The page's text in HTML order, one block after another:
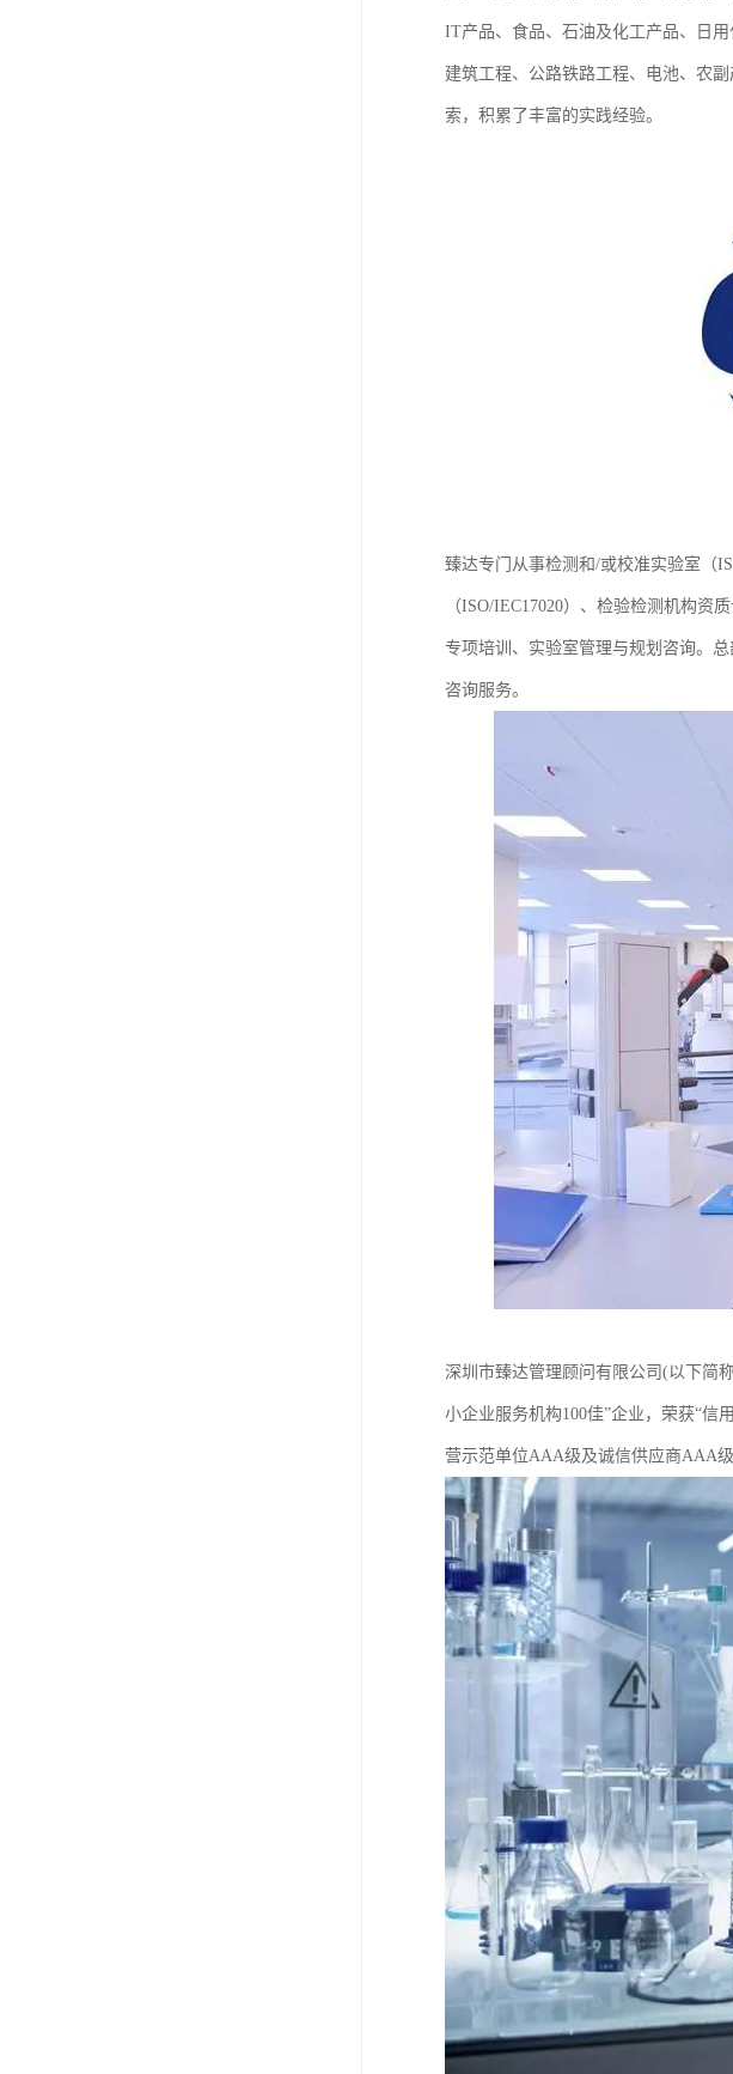
IT产品、食品、石油及化工产品、日
建筑工程、公路铁路工程、电池、农
索，积累了丰富的实践经验。
臻达专门从事检测和/或校准实验室（
（ISO/IEC17020）、检验检测机构资
专项培训、实验室管理与规划咨询。
咨询服务。
深圳市臻达管理顾问有限公司(以下简
小企业服务机构100佳”企业，荣获“
营示范单位AAA级及诚信供应商AAA级